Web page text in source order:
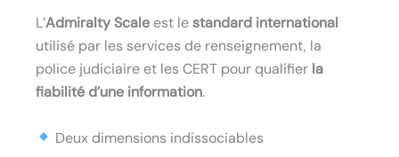
L’Admiralty Scale est lestandard international
utilisé par les services de renseignement, la
police judiciaire et les CERT pour qualifier la
fiabilité d’une information.
Deux dimensions indissociables